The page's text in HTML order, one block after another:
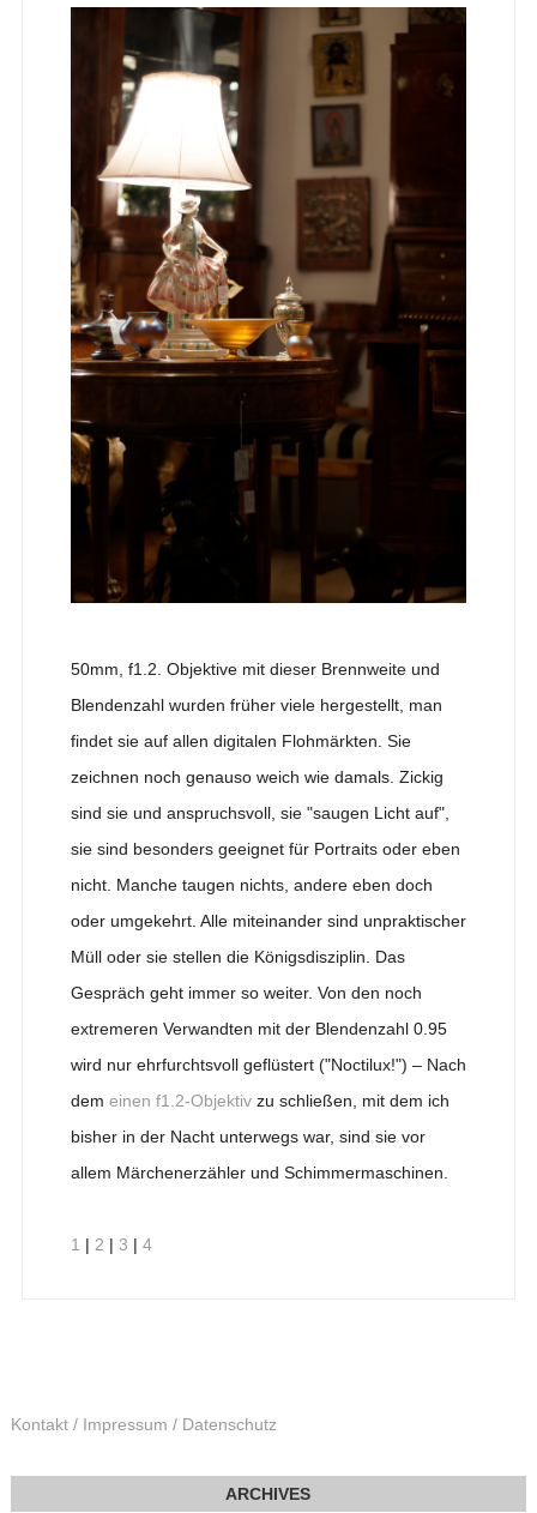
50mm, f1.2. Objektive mit dieser Brennweite und
Blendenzahl wurden früher viele hergestellt, man
findet sie auf allen digitalen Flohmärkten. Sie
zeichnen noch genauso weich wie damals. Zickig
sind sie und anspruchsvoll, sie "saugen Licht auf",
sie sind besonders geeignet für Portraits oder eben
nicht. Manche taugen nichts, andere eben doch
oder umgekehrt. Alle miteinander sind unpraktischer
Müll oder sie stellen die Königsdisziplin. Das
Gespräch geht immer so weiter. Von den noch
extremeren Verwandten mit der Blendenzahl 0.95
wird nur ehrfurchtsvoll geflüstert ("Noctilux!") – Nach
dem einen f1.2-Objektivzu schließen, mit dem ich
bisher in der Nacht unterwegs war, sind sie vor
allem Märchenerzähler und Schimmermaschinen.
1 | 2 | 3 | 4
Kontakt / Impressum / Datenschutz